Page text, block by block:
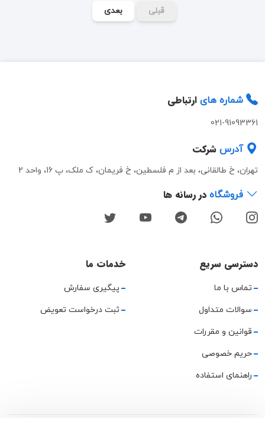
قبلی بعدی
شماره های ارتباطی
021-91093361
آدرس شرکت
تهران، خ طالقانی، بعد از م فلسطین، خ فریمان، ک ملک، پ 16، واحد 2
فروشگاه در رسانه ها
دسترسی سریع
تماس با ما
سوالات متداول
قوانین و مقررات
حریم خصوصی
راهنمای استفاده
خدمات ما
پیگیری سفارش
ثبت درخواست تعویض